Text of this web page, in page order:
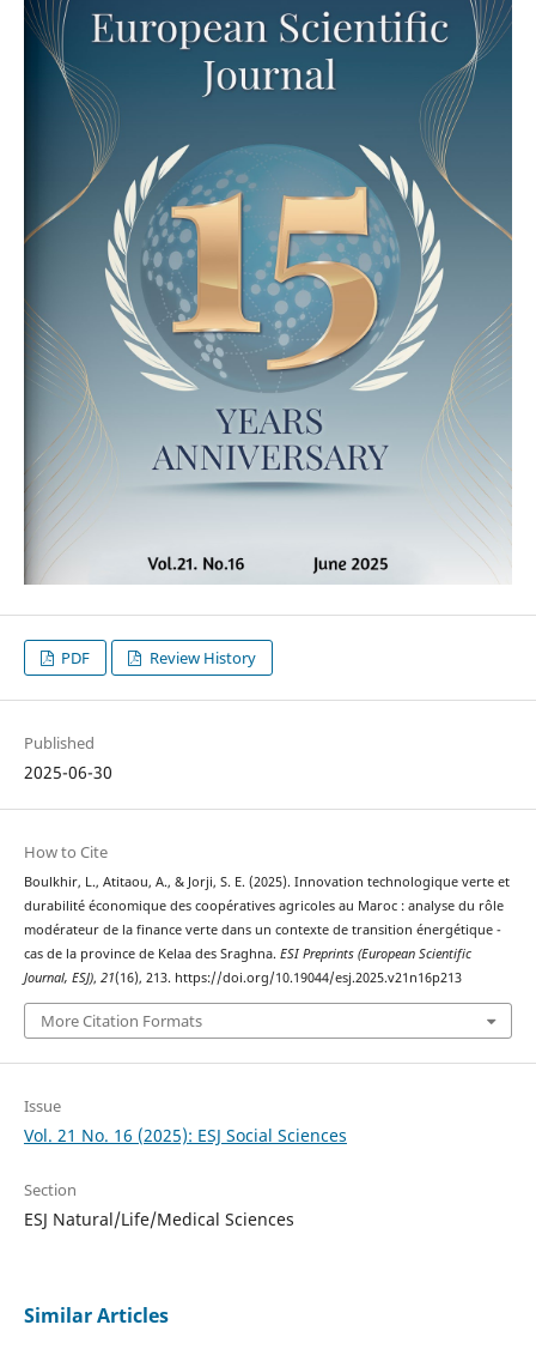
PDF Review History
Published
2025-06-30
How to Cite
Boulkhir, L., Atitaou, A., & Jorji, S. E. (2025). Innovation technologique verte et
durabilité économique des coopératives agricoles au Maroc : analyse du rôle
modérateur de la finance verte dans un contexte de transition énergétique -
cas de la province de Kelaa des Sraghna. ESI Preprints (European Scientific
Journal, ESJ), 21(16), 213. https://doi.org/10.19044/esj.2025.v21n16p213
More Citation Formats
Issue
Vol. 21 No. 16 (2025): ESJ Social Sciences
Section
ESJ Natural/Life/Medical Sciences
Similar Articles